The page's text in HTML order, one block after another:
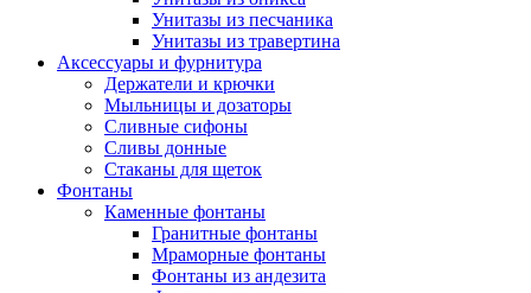
Унитазы из песчаника
Унитазы из травертина
Аксессуары и фурнитура
Держатели и крючки
Мыльницы и дозаторы
Сливные сифоны
Сливы донные
Стаканы для щеток
Фонтаны
Каменные фонтаны
Гранитные фонтаны
Мраморные фонтаны
Фонтаны из андезита